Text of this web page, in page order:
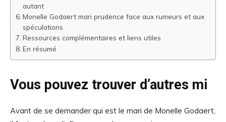
autant
Monelle Godaert mari prudence face aux rumeurs et aux
spéculations
Ressources complémentaires et liens utiles
En résumé
Vous pouvez trouver d’autres mi
Avant de se demander qui est le mari de Monelle Godaert,